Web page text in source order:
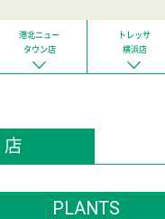
港北ニュー
タウン店
トレッサ
横浜店
PLANTS